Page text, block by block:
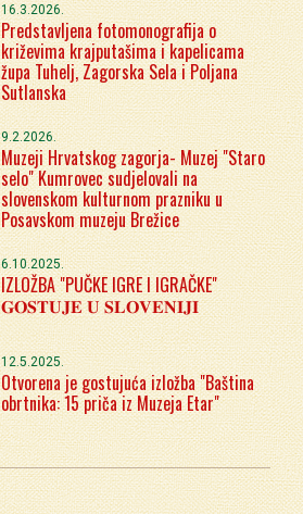
16.3.2026.
Predstavljena fotomonografija o
križevima krajputašima i kapelicama
župa Tuhelj, Zagorska Sela i Poljana
Sutlanska
9.2.2026.
Muzeji Hrvatskog zagorja- Muzej "Staro
selo" Kumrovec sudjelovali na
slovenskom kulturnom prazniku u
Posavskom muzeju Brežice
6.10.2025.
IZLOŽBA "PUČKE IGRE I IGRAČKE"
𝐆𝐎𝐒𝐓𝐔𝐉𝐄 𝐔 𝐒𝐋𝐎𝐕𝐄𝐍𝐈𝐉𝐈
12.5.2025.
Otvorena je gostujuća izložba "Baština
obrtnika: 15 priča iz Muzeja Etar"